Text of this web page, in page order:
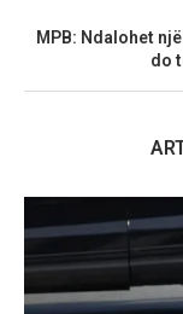
MPB: Ndalohet
do